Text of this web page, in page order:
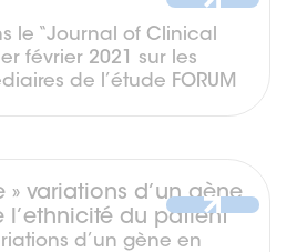
le “Journal of Clinical
février 2021 sur les
de l’étude FORUM
» variations d’un gène
l’ethnicité du patient
d’un gène en